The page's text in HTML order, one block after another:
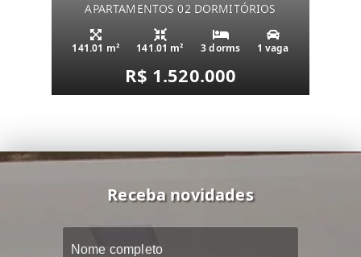
APARTAMENTOS 02 DORMITÓRIOS
141.01 m² 141.01 m² 3 dorms 1 vaga
R$ 1.520.000
Receba novidades